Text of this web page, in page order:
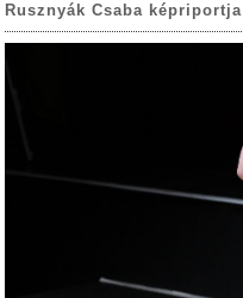
Rusznyák Csaba képriportja